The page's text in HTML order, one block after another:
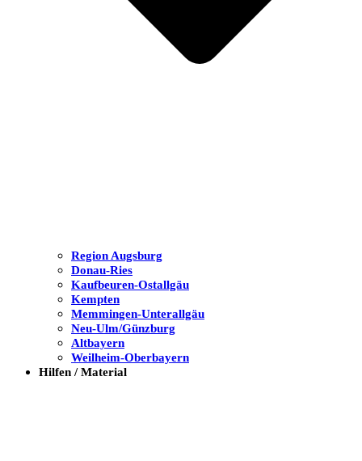
Region Augsburg
Donau-Ries
Kaufbeuren-Ostallgäu
Kempten
Memmingen-Unterallgäu
Neu-Ulm/Günzburg
Altbayern
Weilheim-Oberbayern
Hilfen / Material